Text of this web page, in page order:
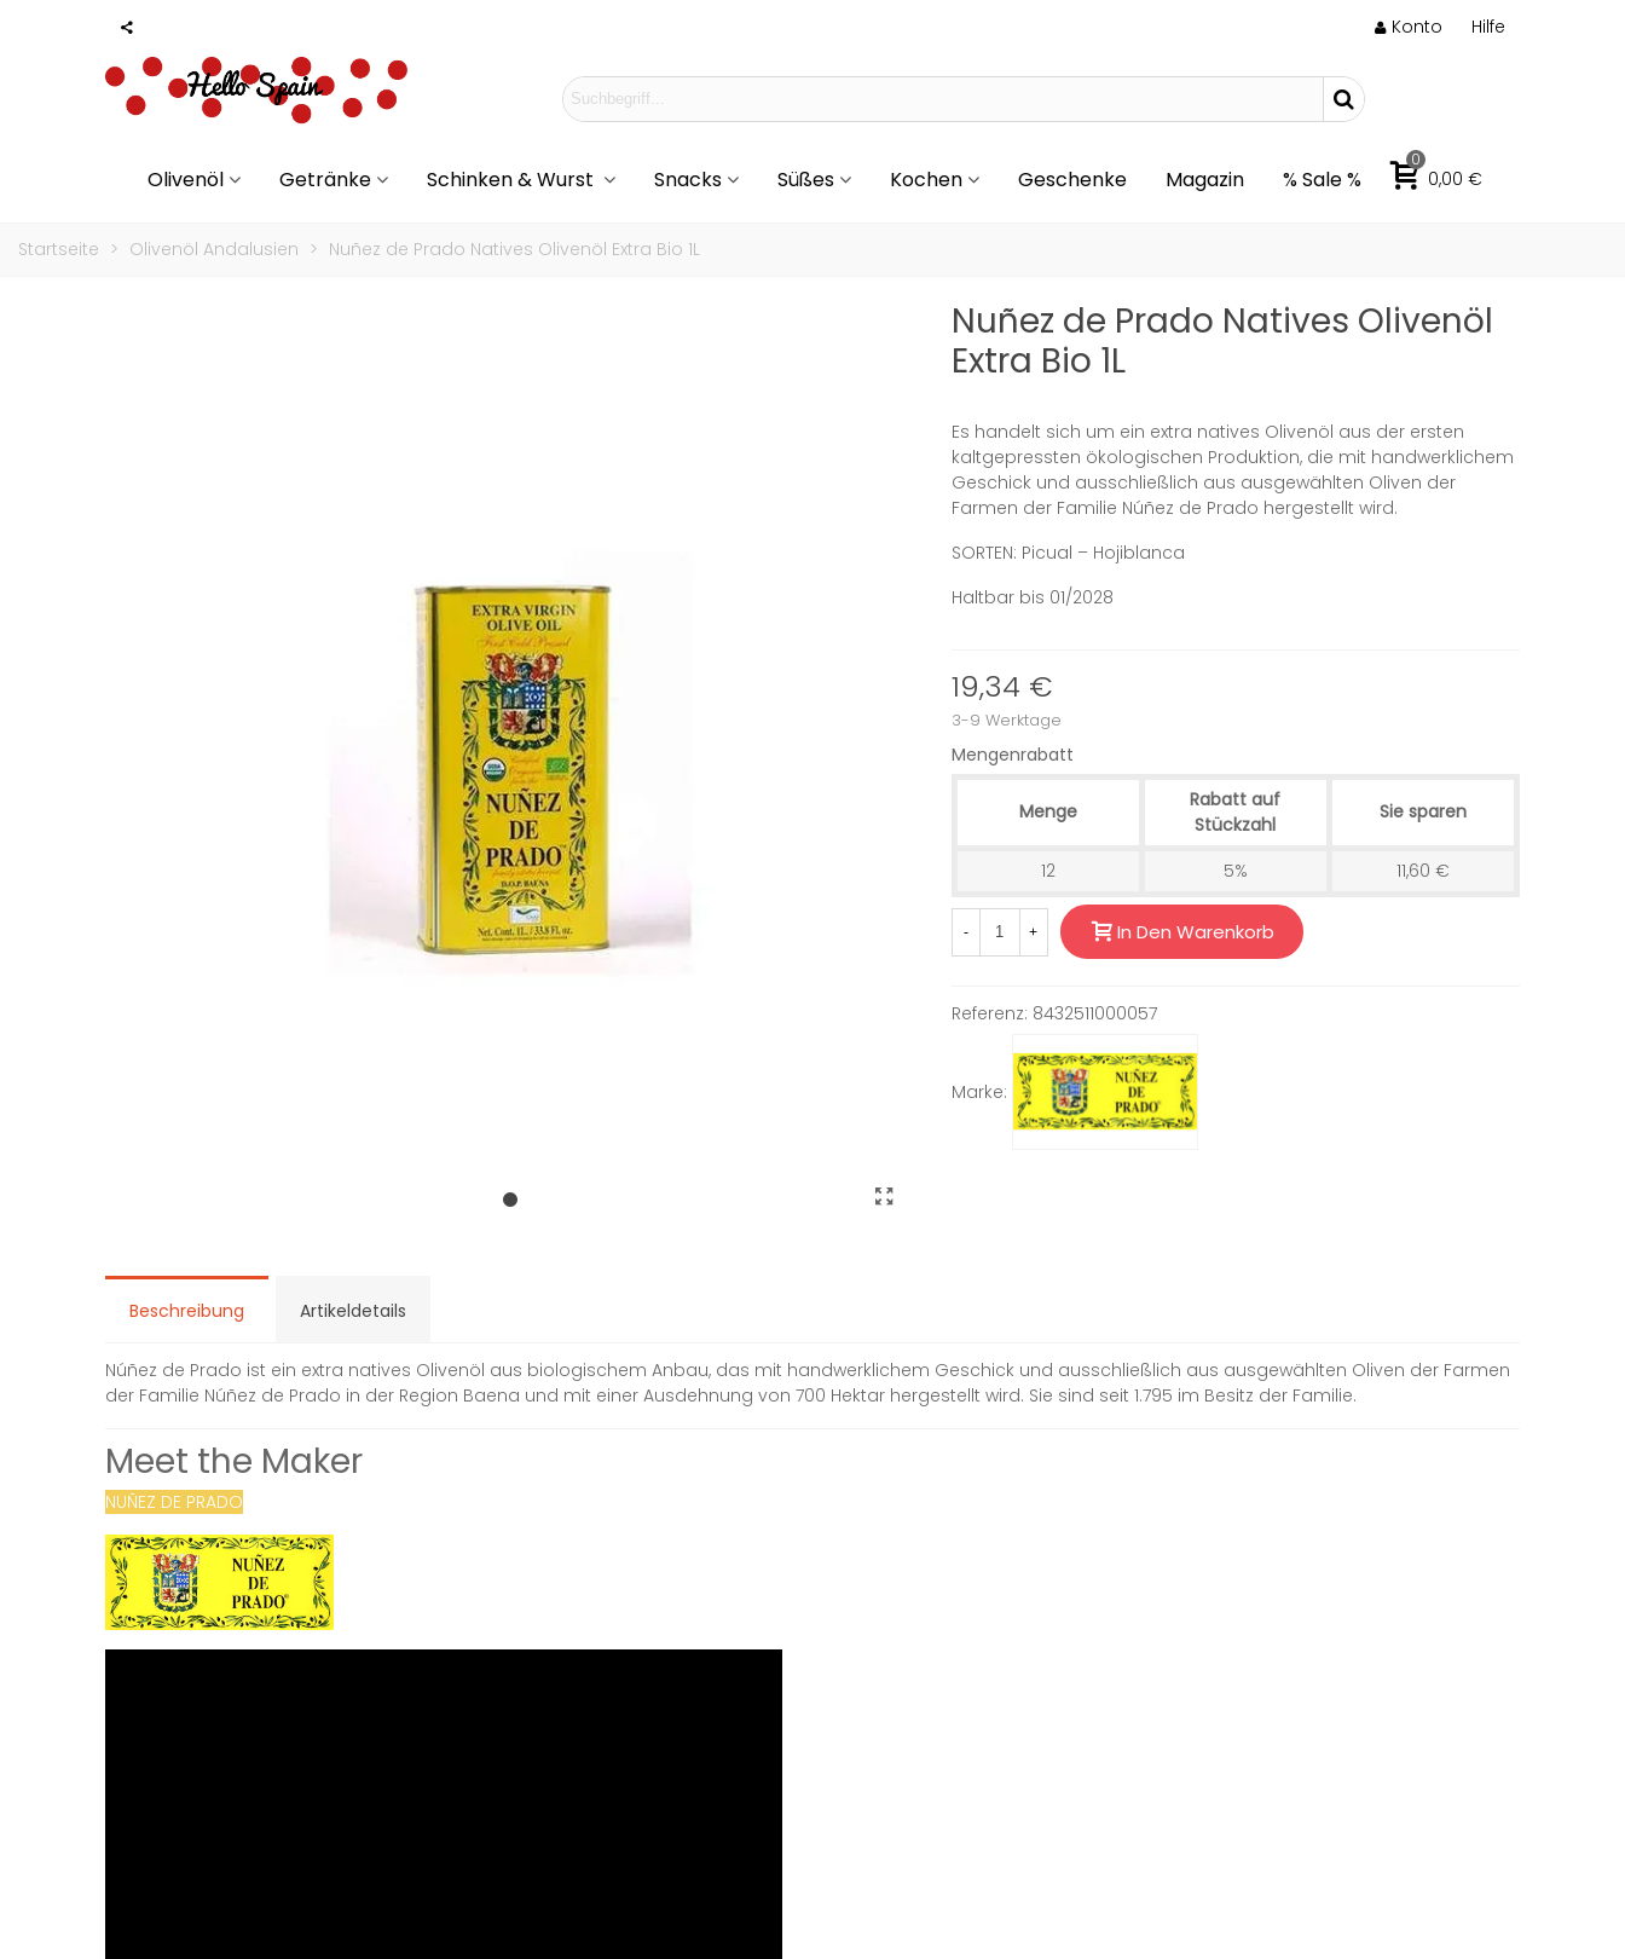
Konto Hilfe
Olivenöl Getränke Schinken & Wurst Snacks Süßes Kochen Geschenke Magazin % Sale %
0
0,00 €
Startseite > Olivenöl Andalusien > Nuñez de Prado Natives Olivenöl Extra Bio 1L
Nuñez de Prado Natives Olivenöl
Extra Bio 1L
Es handelt sich um ein extra natives Olivenöl aus der ersten
kaltgepressten ökologischen Produktion, die mit handwerklichem
Geschick und ausschließlich aus ausgewählten Oliven der
Farmen der Familie Núñez de Prado hergestellt wird.
SORTEN: Picual – Hojiblanca
Haltbar bis 01/2028
19,34 €
3-9 Werktage
Mengenrabatt
Menge
Rabatt auf
Stückzahl
Sie sparen
12 5% 11,60 €
- + In Den Warenkorb
Referenz: 8432511000057
Marke:
Beschreibung Artikeldetails
Núñez de Prado ist ein extra natives Olivenöl aus biologischem Anbau, das mit handwerklichem Geschick und ausschließlich aus ausgewählten Oliven der Farmen
der Familie Núñez de Prado in der Region Baena und mit einer Ausdehnung von 700 Hektar hergestellt wird. Sie sind seit 1.795 im Besitz der Familie.
Meet the Maker
NUÑEZ DE PRADO